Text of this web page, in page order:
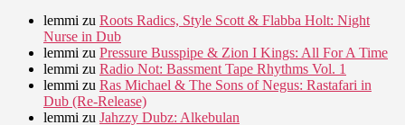
lemmi zu Roots Radics, Style Scott & Flabba Holt: Night
Nurse in Dub
lemmi zu Pressure Busspipe & Zion I Kings: All For A Time
lemmi zu Radio Not: Bassment Tape Rhythms Vol. 1
lemmi zu Ras Michael & The Sons of Negus: Rastafari in
Dub (Re-Release)
lemmi zu Jahzzy Dubz: Alkebulan